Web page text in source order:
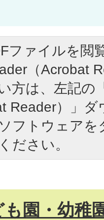
ファイルを閲
（Acrobat
方は、左記の
Reader）」
フトウェア
ださい。
園・幼稚